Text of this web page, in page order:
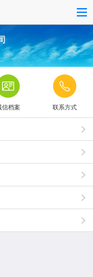
信档案 联系方式